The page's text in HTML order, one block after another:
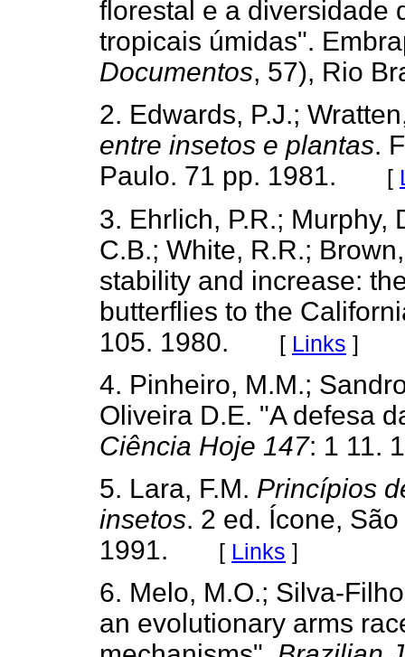
florestal e a diversidade
tropicais úmidas".
Documentos, 57), Rio
2. Edwards, P.J.;
entre insetos e plantas.
Paulo. 71 pp. 1981. [
3. Ehrlich, P.R.; Murphy,
C.B.; White, R.R.;
stability and increase:
butterflies to the
105. 1980. [ Links ]
4. Pinheiro, M.M.;
Oliveira D.E. "A defesa
Ciência Hoje 147: 1 11.
5. Lara, F.M. Princípios
insetos. 2 ed. Ícone,
1991. [ Links ]
6. Melo, M.O.; Silva-
an evolutionary arms